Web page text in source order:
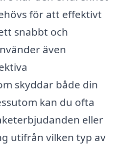
för att effektivt
snabbt och
även
skyddar både din
kan du ofta
eller
utifrån vilken typ av